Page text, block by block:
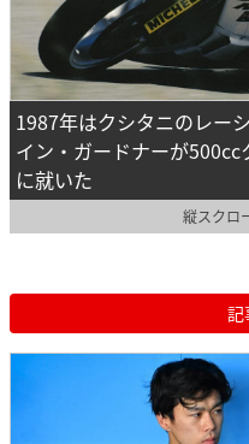
1987年はクシタニのレー
イン・ガードナーが
に就いた
縦スクロ
記